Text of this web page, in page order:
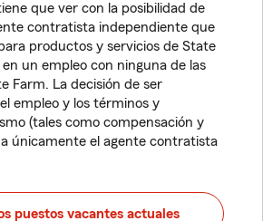
que ver con la posibilidad de
contratista independiente que
productos y servicios de State
un empleo con ninguna de las
Farm. La decisión de ser
empleo y los términos y
(tales como compensación y
únicamente el agente contratista
puestos vacantes actuales